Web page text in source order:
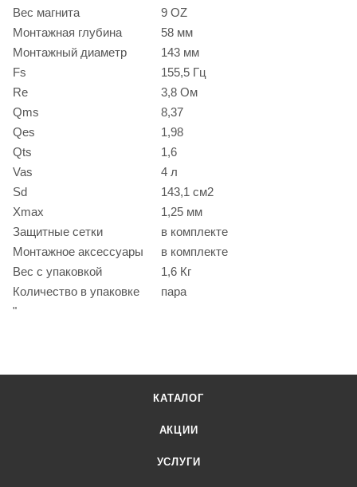
Вес магнита
9 OZ
Монтажная глубина
58 мм
Монтажный диаметр
143 мм
Fs
155,5 Гц
Re
3,8 Ом
Qms
8,37
Qes
1,98
Qts
1,6
Vas
4 л
Sd
143,1 см2
Xmax
1,25 мм
Защитные сетки
в комплекте
Монтажное аксессуары
в комплекте
Вес с упаковкой
1,6 Кг
Количество в упаковке
пара
"
КАТАЛОГ
АКЦИИ
УСЛУГИ